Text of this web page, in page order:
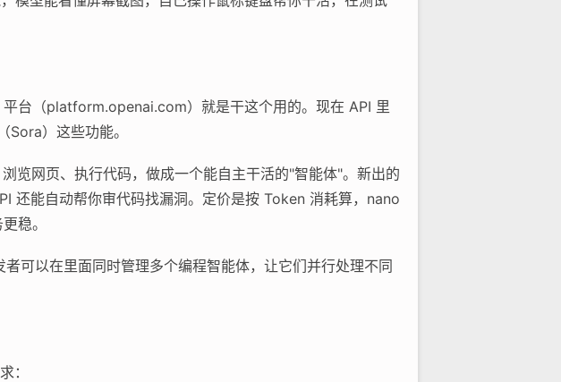
台（platform.openai.com）就是干这个用的。现在 API 里
）这些功能。
览网页、执行代码，做成一个能自主干活的"智能体"。新出的
还能自动帮你审代码找漏洞。定价是按 Token 消耗算，nano
稳。
可以在里面同时管理多个编程智能体，让它们并行处理不同
：